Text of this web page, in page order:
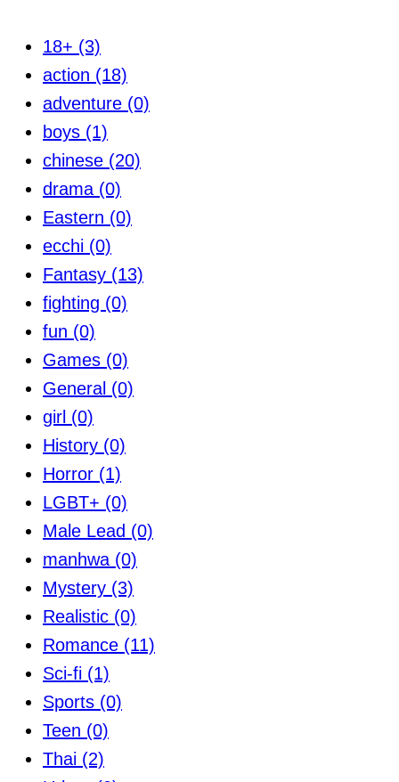
18+ (3)
action (18)
adventure (0)
boys (1)
chinese (20)
drama (0)
Eastern (0)
ecchi (0)
Fantasy (13)
fighting (0)
fun (0)
Games (0)
General (0)
girl (0)
History (0)
Horror (1)
LGBT+ (0)
Male Lead (0)
manhwa (0)
Mystery (3)
Realistic (0)
Romance (11)
Sci-fi (1)
Sports (0)
Teen (0)
Thai (2)